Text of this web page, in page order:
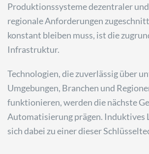
Produktionssysteme dezentraler
regionale Anforderungen
konstant bleiben muss, ist die
Infrastruktur.
Technologien, die zuverlässig über
Umgebungen, Branchen und
funktionieren, werden die nächste
Automatisierung prägen. Induktives
sich dabei zu einer dieser